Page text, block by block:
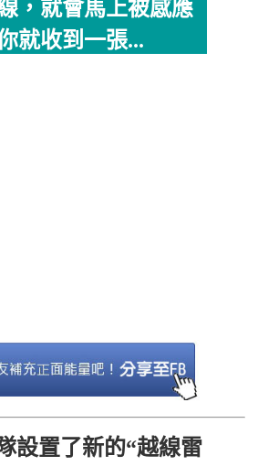
，就會馬上被感應
就收到一張...
設置了新的“越線雷